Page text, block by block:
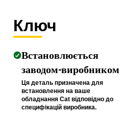
Ключ
Встановлюється
заводом-виробником
Ця деталь призначена для
встановлення на ваше
обладнання Cat відповідно до
специфікацій виробника.